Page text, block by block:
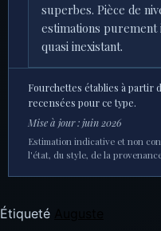
superbes. Pièce de
estimations purement
quasi inexistant.
Fourchettes établies à partir
recensées pour ce type.
Mise à jour : juin 2026
Estimation indicative et non
l'état, du style, de la
Étiqueté